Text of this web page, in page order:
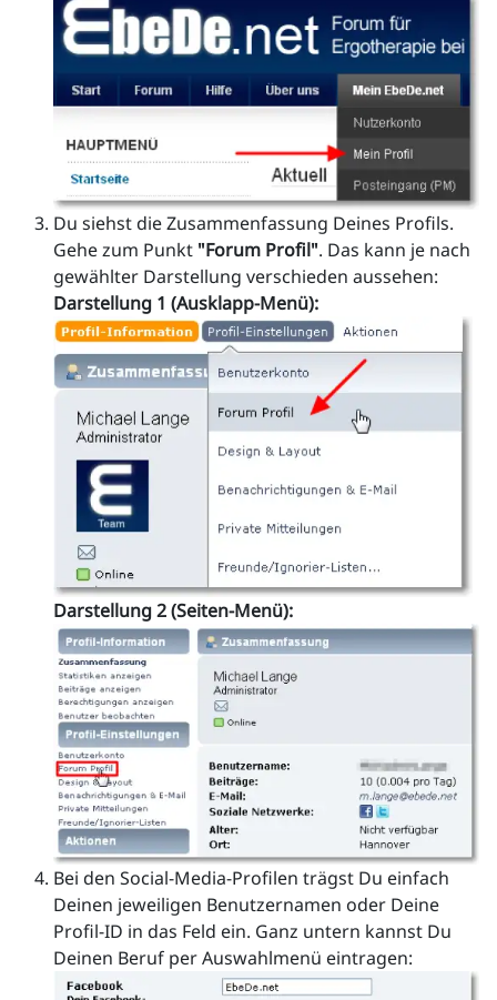
Du siehst die Zusammenfassung Deines Profils.
Gehe zum Punkt "Forum Profil". Das kann je nach
gewählter Darstellung verschieden aussehen:
Darstellung 1 (Ausklapp-Menü):
Darstellung 2 (Seiten-Menü):
Bei den Social-Media-Profilen trägst Du einfach
Deinen jeweiligen Benutzernamen oder Deine
Profil-ID in das Feld ein. Ganz untern kannst Du
Deinen Beruf per Auswahlmenü eintragen: